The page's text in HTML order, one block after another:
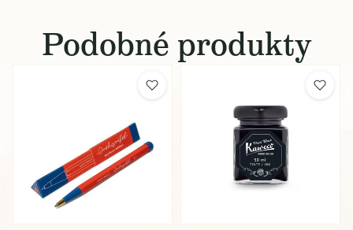
Podobné produkty